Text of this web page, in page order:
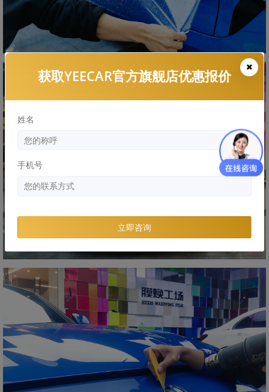
获取YEECAR官方旗舰店优惠报价
姓名
手机号
立即咨询